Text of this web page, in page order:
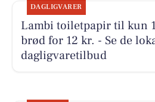
DAGLIGVARER
Lambi toiletpapir til kun
brød for 12 kr. - Se de
dagligvaretilbud